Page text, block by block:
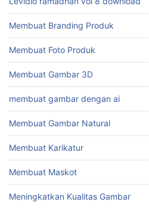
Membuat Branding Produk
Membuat Foto Produk
Membuat Gambar 3D
membuat gambar dengan ai
Membuat Gambar Natural
Membuat Karikatur
Membuat Maskot
Meningkatkan Kualitas Gambar